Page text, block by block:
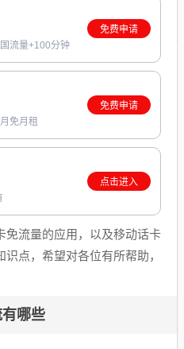
流量+100分钟
免费申请
免月租
免费申请
点击进入
免流量的应用，以及移动话卡
点，希望对各位有所帮助，
哪些